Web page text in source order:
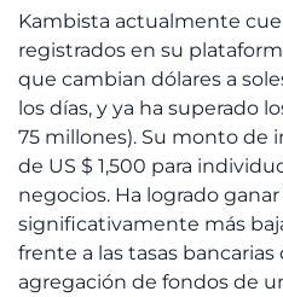
Kambista actualmente
registrados en su
que cambian dólares a
los días, y ya ha superado
75 millones). Su monto de
de US $ 1,500 para
negocios. Ha logrado
significativamente más
frente a las tasas bancarias
agregación de fondos de